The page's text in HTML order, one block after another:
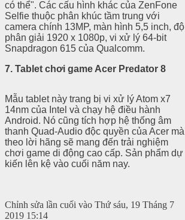
có thể". Các cấu hình khác của ZenFone
Selfie thuộc phân khúc tầm trung với
camera chính 13MP, màn hình 5,5 inch, độ
phân giải 1920 x 1080p, vi xử lý 64-bit
Snapdragon 615 của Qualcomm.
7. Tablet chơi game Acer Predator 8
Mẫu tablet này trang bị vi xử lý Atom x7
14nm của Intel và chạy hệ điều hành
Android. Nó cũng tích hợp hệ thống âm
thanh Quad-Audio độc quyền của Acer mà
theo lời hãng sẽ mang đến trải nghiệm
chơi game di động cao cấp. Sản phẩm dự
kiến lên kệ vào cuối năm nay.
Chỉnh sửa lần cuối vào Thứ sáu, 19 Tháng 7
2019 15:14